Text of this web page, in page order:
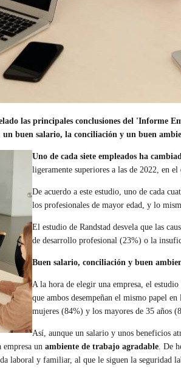
las principales conclusiones del 'Informe
buen salario, la conciliación y un buen
Uno de cada siete empleados ha
ligeramente superiores a las de 2022, en
De acuerdo a este estudio, uno de cada
los profesionales de mayor edad, y lo
El estudio de Randstad desvela que las
de desarrollo profesional (23%) o la
Buen salario, conciliación y buen
A la hora de elegir una empresa, el estudio
que ambos desempeñan el mismo papel
mujeres (84%) y los mayores de 35 años
Así, aunque un salario y unos beneficios
un ambiente de trabajo agradable . De
laboral y familiar, al que le siguen la seguridad